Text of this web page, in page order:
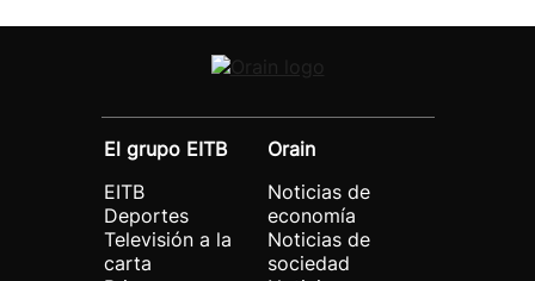
El grupo EITB
EITB
Deportes
Televisión a la
carta
Orain
Noticias de
economía
Noticias de
sociedad